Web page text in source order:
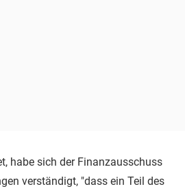
habe sich der Finanzausschuss
verständigt, "dass ein Teil des